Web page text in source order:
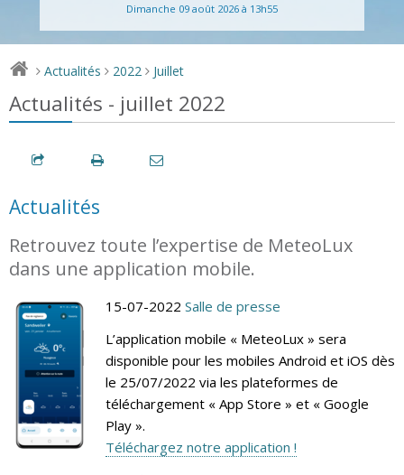
Dimanche 09 août 2026 à 13h55
> Actualités > 2022 > Juillet
Actualités - juillet 2022
Actualités
Retrouvez toute l’expertise de MeteoLux
dans une application mobile.
15-07-2022 Salle de presse
L’application mobile « MeteoLux » sera
disponible pour les mobiles Android et iOS dès
le 25/07/2022 via les plateformes de
téléchargement « App Store » et « Google
Play ».
Téléchargez notre application !